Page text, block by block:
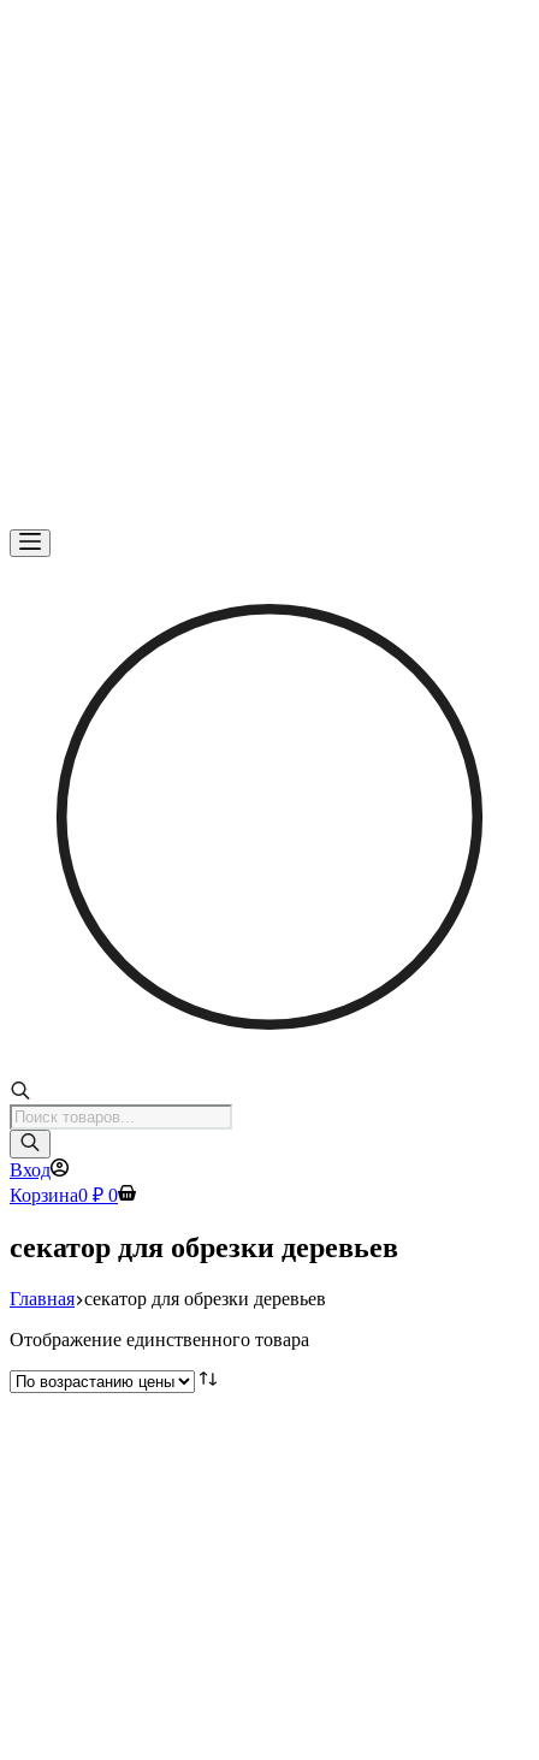
Поиск
товаров
Вход
Корзина0 ₽ 0
секатор для обрезки деревьев
Главная секатор для обрезки деревьев
Отображение единственного товара